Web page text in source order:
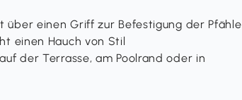
einen Griff zur Befestigung der Pfähle
einen Hauch von Stil
der Terrasse, am Poolrand oder in